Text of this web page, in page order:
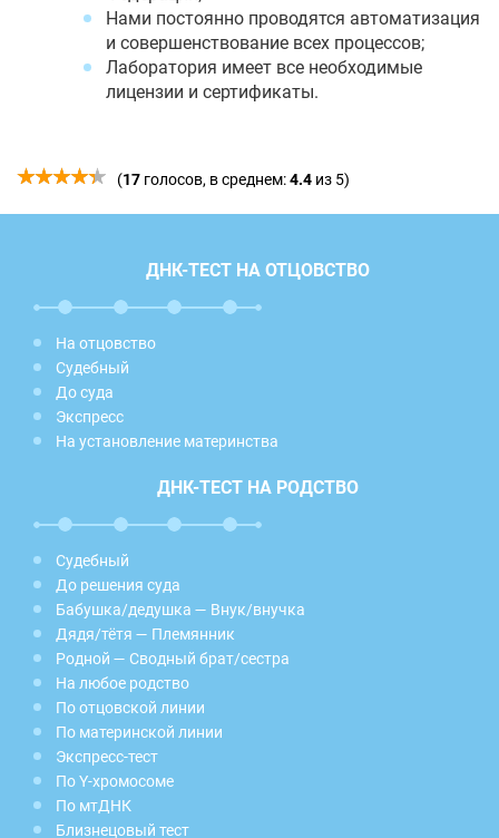
Нами постоянно проводятся автоматизация
и совершенствование всех процессов;
Лаборатория имеет все необходимые
лицензии и сертификаты.
(17 голосов, в среднем:4.4 из 5)
ДНК-ТЕСТ НА ОТЦОВСТВО
На отцовство
Судебный
До суда
Экспресс
На установление материнства
ДНК-ТЕСТ НА РОДСТВО
Судебный
До решения суда
Бабушка/дедушка — Внук/внучка
Дядя/тётя — Племянник
Родной — Сводный брат/сестра
На любое родство
По отцовской линии
По материнской линии
Экспресс-тест
По Y-хромосоме
По мтДНК
Близнецовый тест